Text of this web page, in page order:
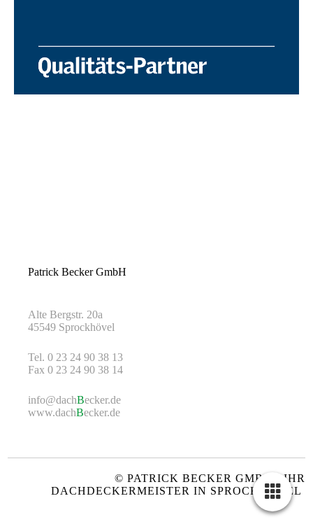
Patrick Becker GmbH
Alte Bergstr. 20a
45549 Sprockhövel
Tel. 0 23 24 90 38 13
Fax 0 23 24 90 38 14
info@dachBecker.de
www.dachBecker.de
© PATRICK BECKER GMBH - IHR
DACHDECKERMEISTER IN SPROCKHÖVEL